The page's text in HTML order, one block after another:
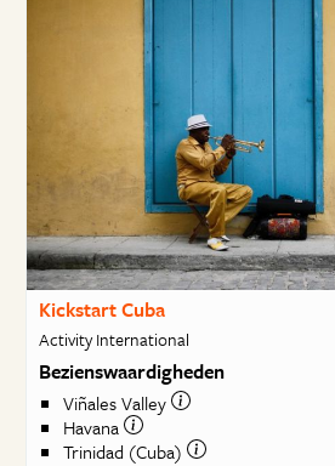
Kickstart Cuba
Activity International
Bezienswaardigheden
Viñales Valley
Havana
Trinidad (Cuba)